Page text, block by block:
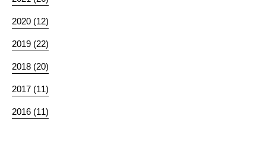
2020 (12)
2019 (22)
2018 (20)
2017 (11)
2016 (11)